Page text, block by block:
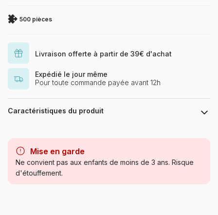
500 pièces
Livraison offerte à partir de 39€ d'achat
Expédié le jour même
Pour toute commande payée avant 12h
Caractéristiques du produit
Catégorie Puzzles - Animaux marins
Mise en garde
Ne convient pas aux enfants de moins de 3 ans. Risque
d'étouffement.